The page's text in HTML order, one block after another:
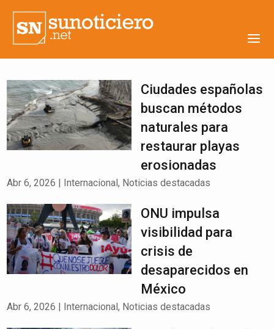
Ciudades españolas
buscan métodos
naturales para
restaurar playas
erosionadas
Abr 6, 2026 | Internacional, Noticias destacadas
ONU impulsa
visibilidad para
crisis de
desaparecidos en
México
Abr 6, 2026 | Internacional, Noticias destacadas